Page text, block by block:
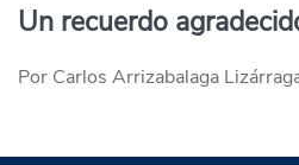
Un recuerdo
Por Carlos Arrizabalaga